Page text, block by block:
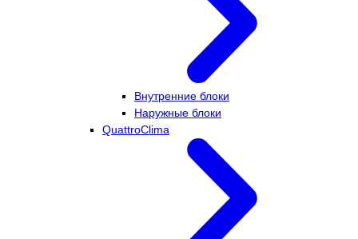
Внутренние блоки
Наружные блоки
QuattroClima